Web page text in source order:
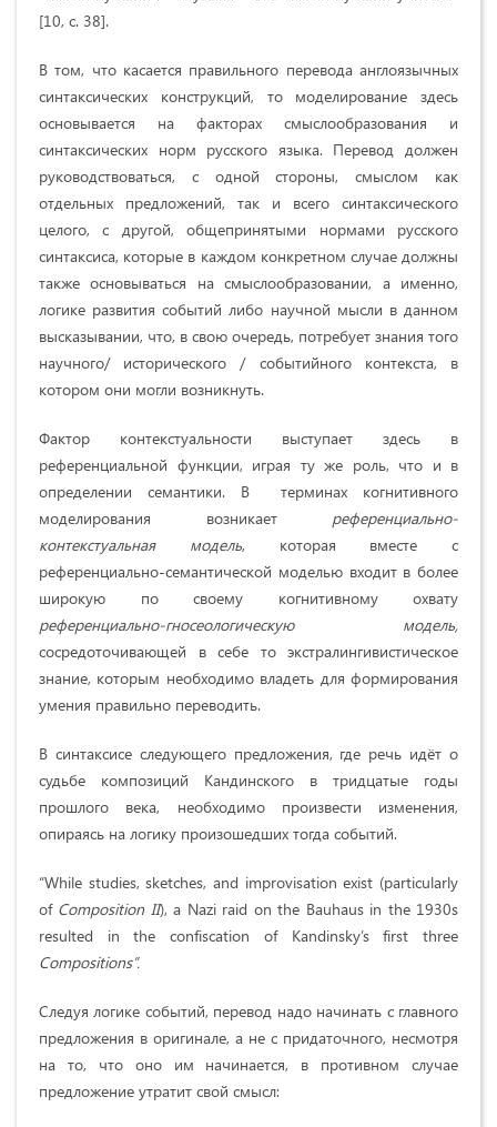
[10, c. 38].
В том, что касается правильного перевода англоязычных
синтаксических конструкций, то моделирование здесь
основывается на факторах смыслообразования и
синтаксических норм русского языка. Перевод должен
руководствоваться, с одной стороны, смыслом как
отдельных предложений, так и всего синтаксического
целого, с другой, общепринятыми нормами русского
синтаксиса, которые в каждом конкретном случае должны
также основываться на смыслообразовании, а именно,
логике развития событий либо научной мысли в данном
высказывании, что, в свою очередь, потребует знания того
научного/ исторического / событийного контекста, в
котором они могли возникнуть.
Фактор контекстуальности выступает здесь в
референциальной функции, играя ту же роль, что и в
определении семантики. В терминах когнитивного
моделирования возникает референциально-
контекстуальная модель, которая вместе с
референциально-семантической моделью входит в более
широкую по своему когнитивному охвату
референциально-гносеологическую модель,
сосредоточивающей в себе то экстралингивистическое
знание, которым необходимо владеть для формирования
умения правильно переводить.
В синтаксисе следующего предложения, где речь идёт о
судьбе композиций Кандинского в тридцатые годы
прошлого века, необходимо произвести изменения,
опираясь на логику произошедших тогда событий.
“While studies, sketches, and improvisation exist (particularly
of Composition II), a Nazi raid on the Bauhaus in the 1930s
resulted in the confiscation of Kandinsky’s first three
Compositions”.
Cледуя логике событий, перевод надо начинать с главного
предложения в оригинале, а не с придаточного, несмотря
на то, что оно им начинается, в противном случае
предложение утратит свой смысл: